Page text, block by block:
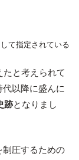
て指定されている
と考えられて
以降に盛んに
跡となりまし
制圧するための